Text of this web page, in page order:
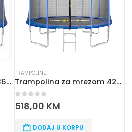
Trampolina sa mrezom 366CM
TRAMPOLINE
Trampolina za mrezom 427CM
0out of 5
518,00 KM
DODAJ U KORPU